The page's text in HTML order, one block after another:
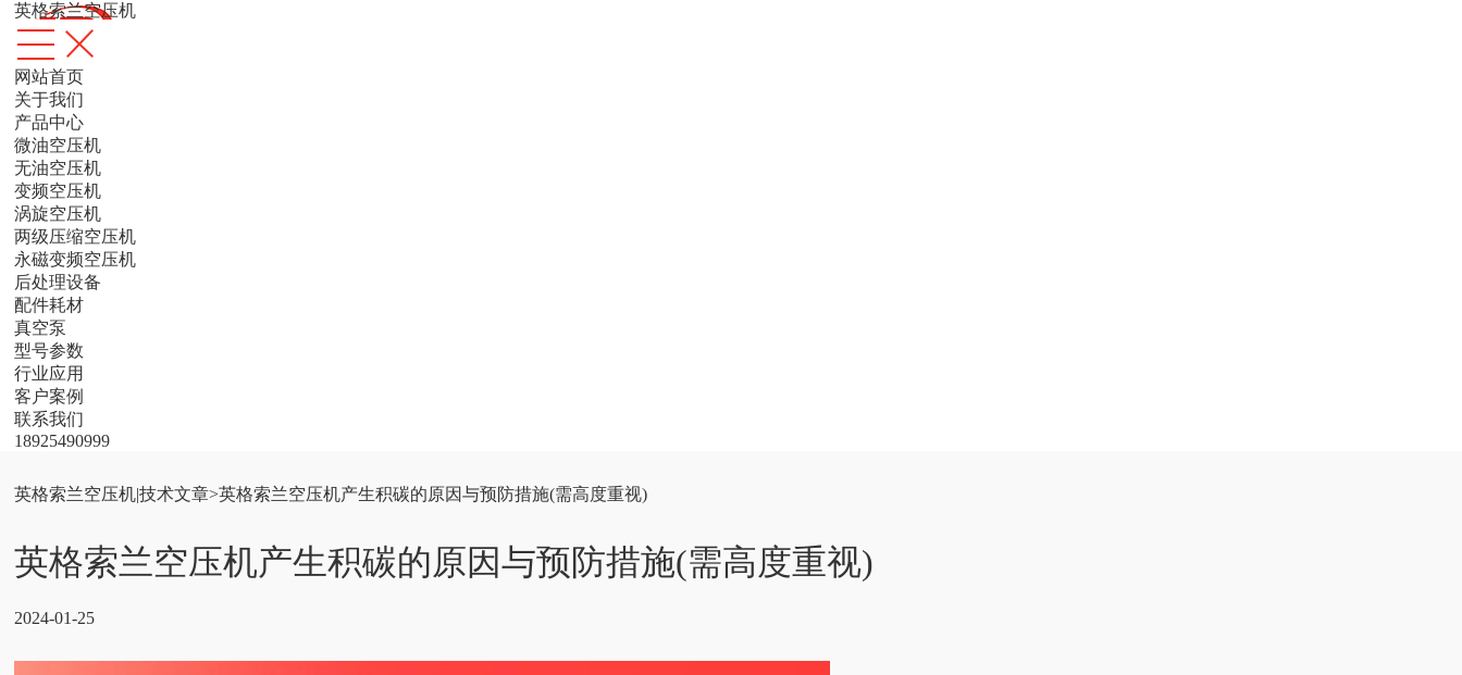
英格索兰空压机
网站首页
关于我们
产品中心
微油空压机
无油空压机
变频空压机
涡旋空压机
两级压缩空压机
永磁变频空压机
后处理设备
配件耗材
真空泵
型号参数
行业应用
客户案例
联系我们
18925490999
英格索兰空压机|技术文章>英格索兰空压机产生积碳的原因与预防措施(需高度重视)
英格索兰空压机产生积碳的原因与预防措施(需高度重视)
2024-01-25